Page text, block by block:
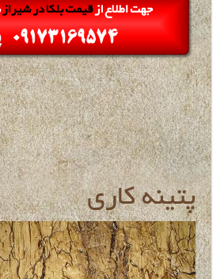
پتینه کاری